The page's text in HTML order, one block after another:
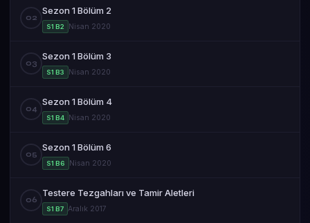
02
Sezon 1 Bölüm 2
S1 B2 Nisan 2020
03
Sezon 1 Bölüm 3
S1 B3 Nisan 2020
04
Sezon 1 Bölüm 4
S1 B4 Nisan 2020
05
Sezon 1 Bölüm 6
S1 B6 Nisan 2020
06
Testere Tezgahları ve Tamir Aletleri
S1 B7 Aralık 2017